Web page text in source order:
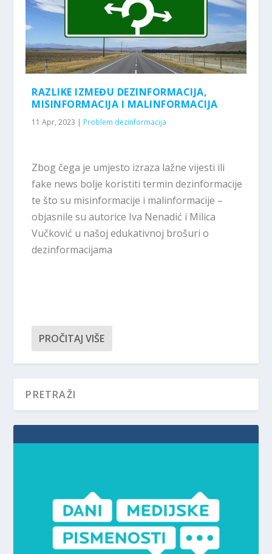
RAZLIKE IZMEĐU DEZINFORMACIJA,
MISINFORMACIJA I MALINFORMACIJA
11 Apr, 2023 | Problem dezinformacija
Zbog čega je umjesto izraza lažne vijesti ili
fake news bolje koristiti termin dezinformacije
te što su misinformacije i malinformacije –
objasnile su autorice Iva Nenadić i Milica
Vučković u našoj edukativnoj brošuri o
dezinformacijama
PROČITAJ VIŠE